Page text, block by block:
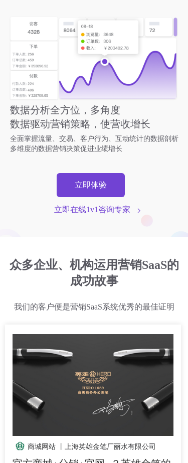
数据分析全方位，多角度
数据驱动营销策略，使营收增长
全面掌握流量、交易、客户行为、互动统计的数据剖析
多维度的数据营销决策促进业绩增长
立即体验
立即在线1v1咨询专家
众多企业、机构运用营销SaaS的
成功故事
我们的客户便是营销SaaS系统优秀的最佳证明
商城网站 丨 上海英雄金笔厂丽水有限公司